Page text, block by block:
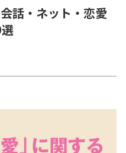
話・ネット・恋愛